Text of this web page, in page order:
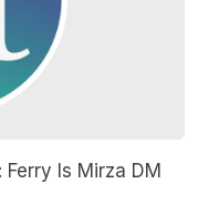
Ferry Is Mirza DM